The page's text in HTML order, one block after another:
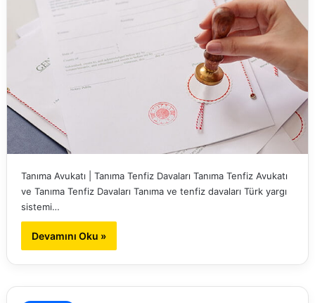
Tanıma Avukatı | Tanıma Tenfiz Davaları Tanıma Tenfiz Avukatı
ve Tanıma Tenfiz Davaları Tanıma ve tenfiz davaları Türk yargı
sistemi…
Devamını Oku »